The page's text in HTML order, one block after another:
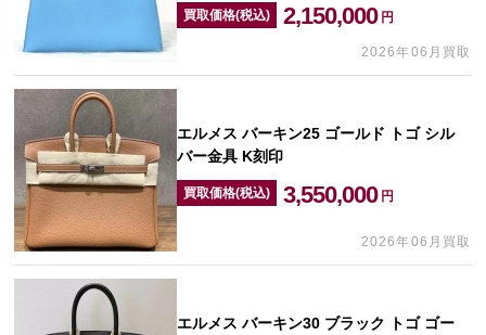
買取価格(税込) 2,150,000 円
2026年06月買取
エルメス バーキン25 ゴールド トゴ シル
バー金具 K刻印
買取価格(税込) 3,550,000 円
2026年06月買取
エルメス バーキン30 ブラック トゴ ゴー